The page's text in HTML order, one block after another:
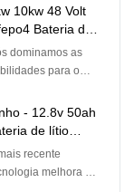
10kw 48 Volt
Bateria de
de lítio
com
dominamos as
para o
da bateria
de íon de
Graças às
de alto
- 12.8v 50ah
de lítio
baterias
bateria de
recente
melhora a